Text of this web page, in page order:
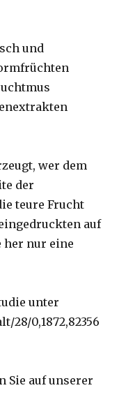
und
wer dem
der
teure Frucht
auf
her nur eine
unter
28/0,1872,82356
Sie auf unserer